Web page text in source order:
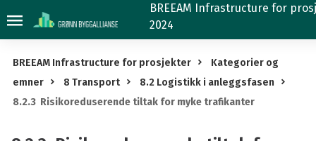
8.2.3
Risikoreduserende
for
myke
trafikanter
BREEAM Infrastructure for
2024
BREEAM Infrastructure for prosjekter
Kategorier og
emner
8 Transport
8.2 Logistikk i anleggsfasen
8.2.3 Risikoreduserende tiltak for myke trafikanter